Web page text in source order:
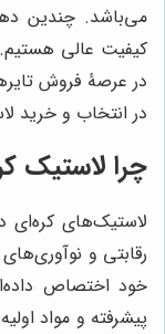
می‌باشد. چندین
کیفیت عالی هستیم.
در عرصۀ فروش
در انتخاب و خرید
چرا لاستیک
لاستیک‌های کره‌ای
رقابتی و
خود اختصاص
پیشرفته و مواد